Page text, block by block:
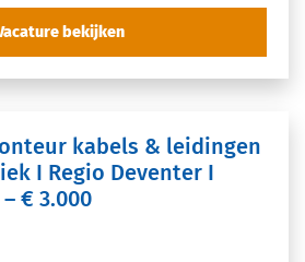
bekijken
I Regio Deventer I
€ 3.000